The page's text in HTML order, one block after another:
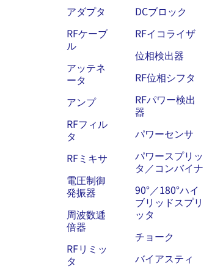
アダプタ
RFケーブ
ル
アッテネ
ータ
アンプ
RFフィル
タ
RFミキサ
電圧制御
発振器
周波数逓
倍器
RFリミッ
タ
DCブロック
RFイコライザ
位相検出器
RF位相シフタ
RFパワー検出
器
パワーセンサ
パワースプリッ
タ／コンバイナ
90°／180°ハイ
ブリッドスプリ
ッタ
チョーク
バイアスティ